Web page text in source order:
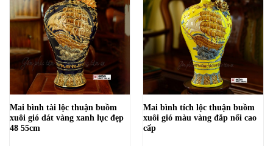
Mai bình tài lộc thuận buồm
xuôi gió dát vàng xanh lục đẹp
48 55cm
Mai bình tích lộc thuận buồm
xuôi gió màu vàng đắp nổi cao
cấp